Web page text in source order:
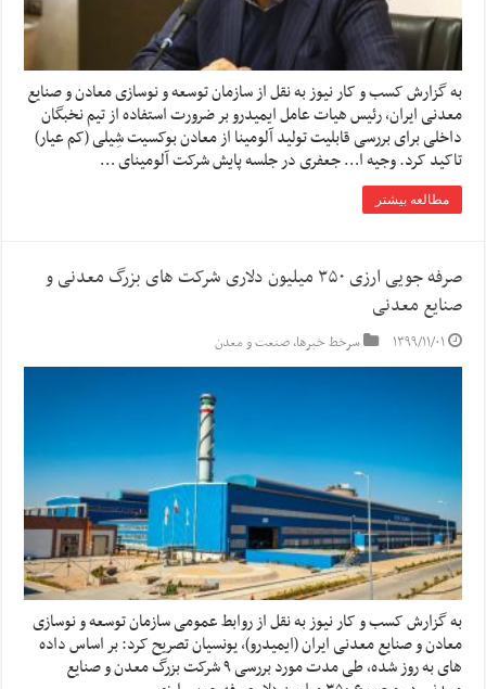
به گزارش کسب و کار نیوز به نقل از سازمان توسعه و نوسازی معادن و صنایع
معدنی ایران، رئیس هیات عامل ایمیدرو بر ضرورت استفاده از تیم نخبگان
داخلی برای بررسی قابلیت تولید آلومینا از معادن بوکسیت شِیلی (کم عیار)
تاکید کرد. وجیه ا… جعفری در جلسه پایش شرکت آلومینای …
مطالعه بیشتر
صرفه جویی ارزی ۳۵۰ میلیون دلاری شرکت های بزرگ معدنی و
صنایع معدنی
۱۳۹۹/۱۱/۰۱ سرخط خبرها,صنعت و معدن
به گزارش کسب و کار نیوز به نقل از روابط عمومی سازمان توسعه و نوسازی
معادن و صنایع معدنی ایران (ایمیدرو)، یونسیان تصریح کرد: بر اساس داده
های به روز شده، طی مدت مورد بررسی ۹ شرکت بزرگ معدن و صنایع